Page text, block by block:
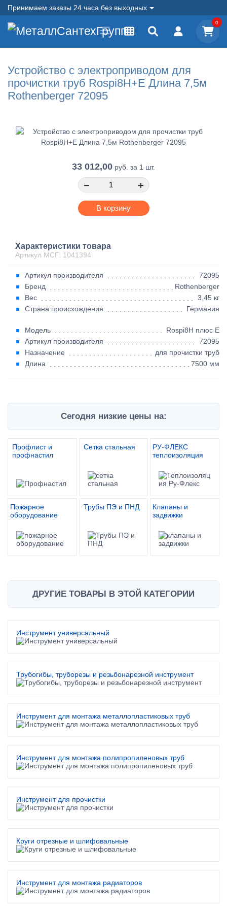
Принимаем заказы 24 часа без выходных
0
Устройство с электроприводом для
прочистки труб Rospi8H+E Длина 7,5м
Rothenberger 72095
33 012,00 руб. за 1 шт.
− +
В корзину
Характеристики товара
Артикул МСГ: 1041394
Артикул производителя
72095
Бренд
Rothenberger
Вес
3,45 кг
Страна происхождения
Германия
Модель
Rospi8H плюс E
Артикул производителя
72095
Назначение
для прочистки труб
Длина
7500 мм
Сегодня низкие цены на:
Профлист и
профнастил
Сетка стальная
РУ-ФЛЕКС
теплоизоляция
Пожарное
оборудование
Трубы ПЭ и ПНД
Клапаны и
задвижки
ДРУГИЕ ТОВАРЫ В ЭТОЙ КАТЕГОРИИ
Инструмент универсальный
Трубогибы, труборезы и резьбонарезной инструмент
Инструмент для монтажа металлопластиковых труб
Инструмент для монтажа полипропиленовых труб
Инструмент для прочистки
Круги отрезные и шлифовальные
Инструмент для монтажа радиаторов